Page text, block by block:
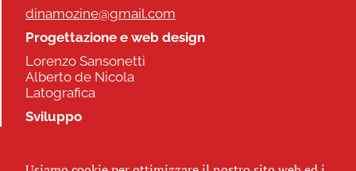
dinamozine@gmail.com
Progettazione e web design
Lorenzo Sansonetti
Alberto de Nicola
Latografica
Sviluppo